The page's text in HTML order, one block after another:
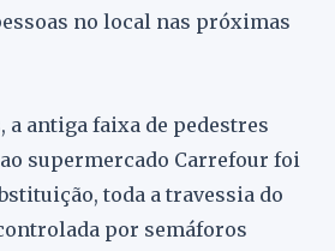
no local nas próximas
a antiga faixa de pedestres
supermercado Carrefour foi
toda a travessia do
por semáforos